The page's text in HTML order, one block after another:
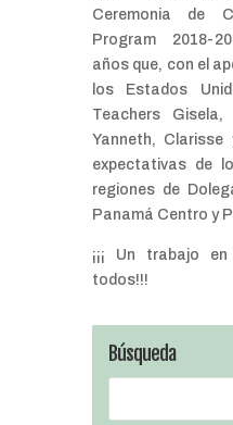
Ceremonia de
Program 2018-
años que, con el
los Estados
Teachers
Yanneth,
expectativas de
regiones de
Panamá Centro y
¡¡¡ Un trabajo
todos!!!
Búsqueda